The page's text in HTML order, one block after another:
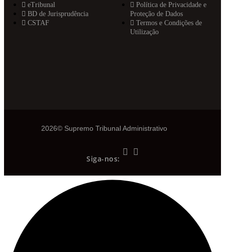
eTribunal
BD de Jurisprudência
CSTAF
Política de Privacidade e
Proteção de Dados
Termos e Condições de
Utilização
2026© Supremo Tribunal Administrativo
Siga-nos: